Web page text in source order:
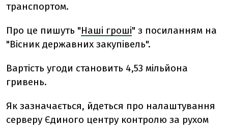
транспортом.
Про це пишуть "Наші гроші" з посиланням на
"Вісник державних закупівель".
Вартість угоди становить 4,53 мільйона
гривень.
Як зазначається, йдеться про налаштування
серверу Єдиного центру контролю за рухом